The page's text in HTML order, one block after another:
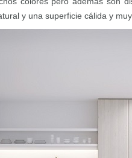
y una superficie cálida y